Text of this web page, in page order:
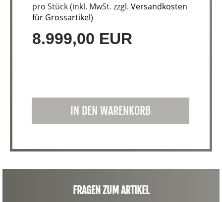
pro Stück (inkl. MwSt. zzgl. Versandkosten
für Grossartikel)
8.999,00 EUR
IN DEN WARENKORB
FRAGEN ZUM ARTIKEL